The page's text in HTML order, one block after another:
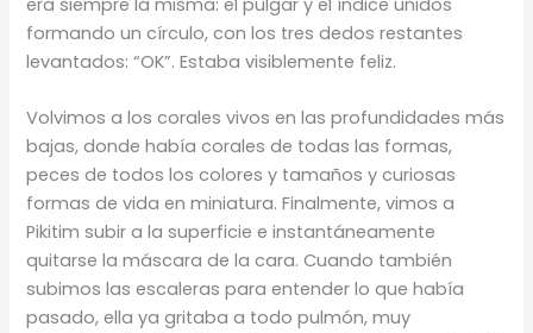
formando un círculo, con los tres dedos restantes
levantados: “OK”. Estaba visiblemente feliz.
Volvimos a los corales vivos en las profundidades más
bajas, donde había corales de todas las formas,
peces de todos los colores y tamaños y curiosas
formas de vida en miniatura. Finalmente, vimos a
Pikitim subir a la superficie e instantáneamente
quitarse la máscara de la cara. Cuando también
subimos las escaleras para entender lo que había
pasado, ella ya gritaba a todo pulmón, muy